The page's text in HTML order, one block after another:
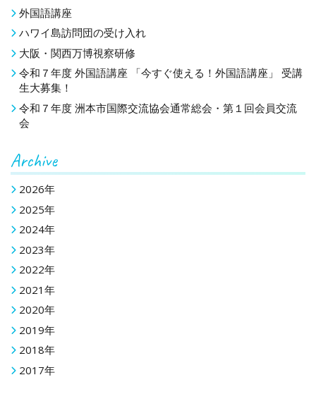
ン外国語講座
ハワイ島訪問団の受け入れ
大阪・関西万博視察研修
令和７年度 外国語講座 「今すぐ使える！外国語講座」 受講
生大募集！
令和７年度 洲本市国際交流協会通常総会・第１回会員交流
会
Archive
2026年
2025年
2024年
2023年
2022年
2021年
2020年
2019年
2018年
2017年